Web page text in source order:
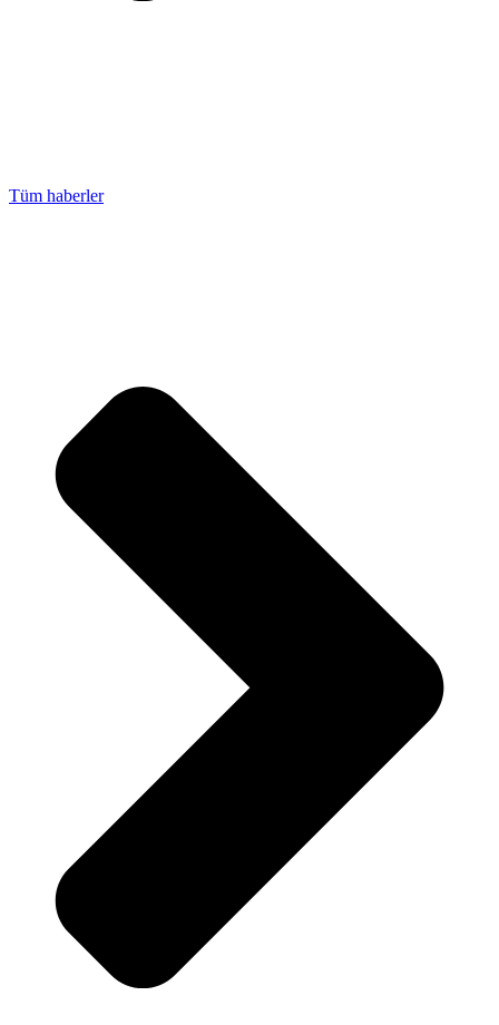
Tüm haberler